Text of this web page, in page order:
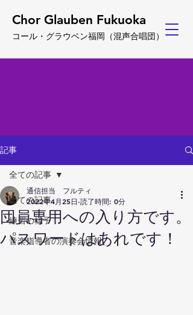
Chor Glauben Fukuoka
コール・グラウベン福岡 （混声合唱団）
記事
全ての記事
練習の様子
音楽指導者の演奏会情報
全ての記事
団員専用への入り方です。
パスワードはあれです！
通信担当 フルティ
2022年4月25日 読了時間: 0分